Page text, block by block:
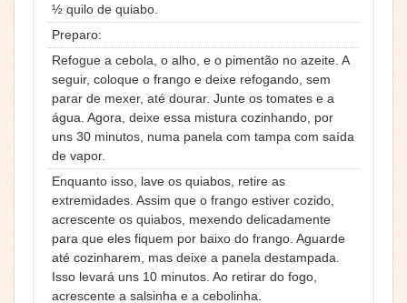
½ quilo de quiabo.
Preparo:
Refogue a cebola, o alho, e o pimentão no azeite. A
seguir, coloque o frango e deixe refogando, sem
parar de mexer, até dourar. Junte os tomates e a
água. Agora, deixe essa mistura cozinhando, por
uns 30 minutos, numa panela com tampa com saída
de vapor.
Enquanto isso, lave os quiabos, retire as
extremidades. Assim que o frango estiver cozido,
acrescente os quiabos, mexendo delicadamente
para que eles fiquem por baixo do frango. Aguarde
até cozinharem, mas deixe a panela destampada.
Isso levará uns 10 minutos. Ao retirar do fogo,
acrescente a salsinha e a cebolinha.